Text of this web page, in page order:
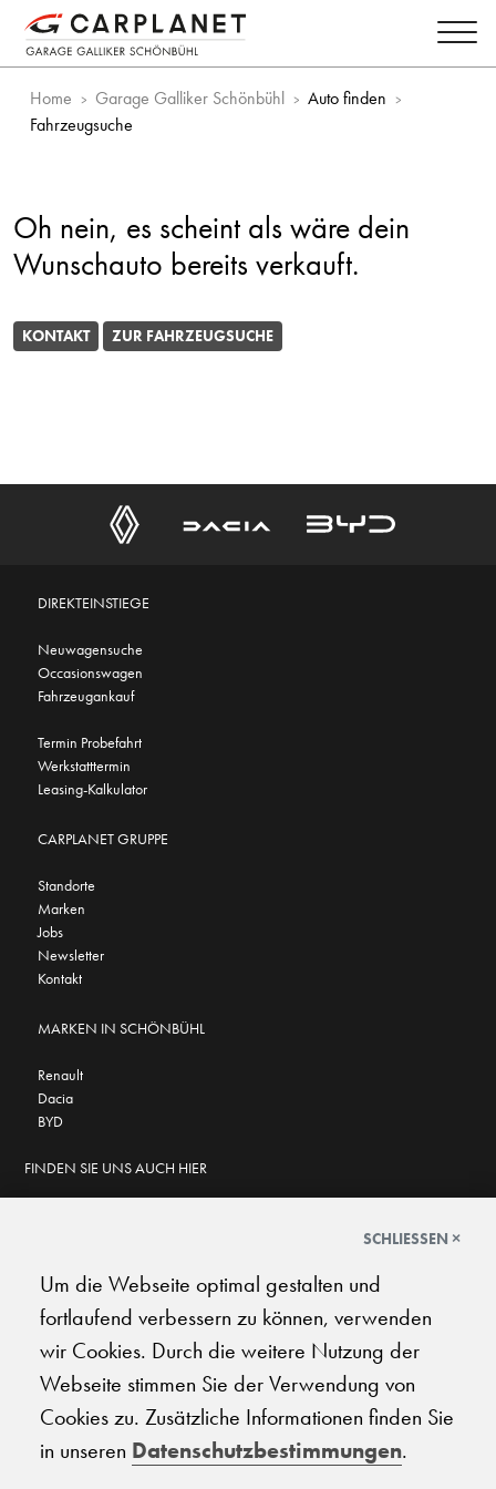
Home Garage Galliker Schönbühl
Auto finden
Fahrzeugsuche
Oh nein, es scheint als wäre dein
Wunschauto bereits verkauft.
KONTAKT ZUR FAHRZEUGSUCHE
DIREKTEINSTIEGE
Neuwagensuche
Occasionswagen
Fahrzeugankauf
Termin Probefahrt
Werkstatttermin
Leasing-Kalkulator
CARPLANET GRUPPE
Standorte
Marken
Jobs
Newsletter
Kontakt
MARKEN IN SCHÖNBÜHL
Renault
Dacia
BYD
FINDEN SIE UNS AUCH HIER
4.6 ★★★★★
★★★★★
© 2026 Carplanet Galliker
SCHLIESSEN ×
Um die Webseite optimal gestalten und
fortlaufend verbessern zu können, verwenden
wir Cookies. Durch die weitere Nutzung der
Webseite stimmen Sie der Verwendung von
Cookies zu. Zusätzliche Informationen finden Sie
in unseren Datenschutzbestimmungen.